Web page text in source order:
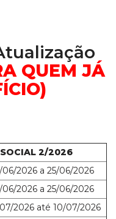
QUEM JÁ
SOCIAL 2/2026
06/2026 a 25/06/2026
06/2026 a 25/06/2026
2026 até 10/07/2026